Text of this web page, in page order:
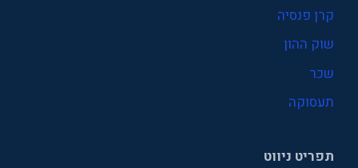
קרן פנסיה
שוק ההון
שכר
תעסוקה
תפריט ניווט